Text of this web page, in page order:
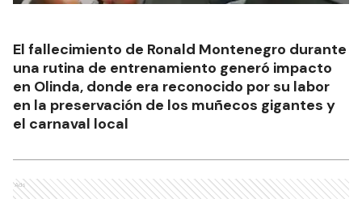
El fallecimiento de Ronald Montenegro durante
una rutina de entrenamiento generó impacto
en Olinda, donde era reconocido por su labor
en la preservación de los muñecos gigantes y
el carnaval local
Ads